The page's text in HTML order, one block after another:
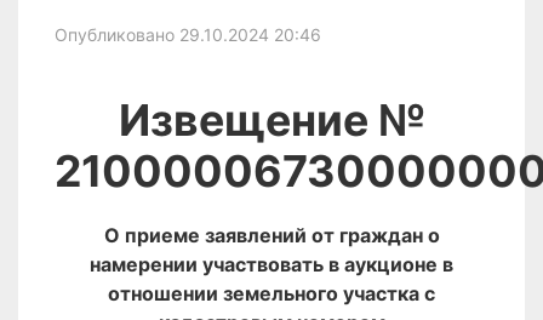
Опубликовано 29.10.2024 20:46
Извещение №
О приеме заявлений от граждан о
намерении участвовать в аукционе в
отношении земельного участка с